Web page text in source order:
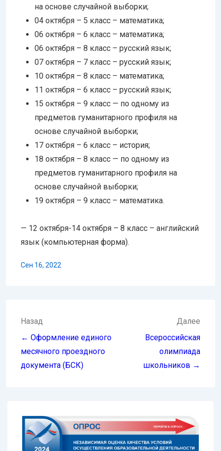
на основе случайной выборки;
04 октября – 5 класс – математика;
06 октября – 6 класс – математика;
06 октября – 8 класс – русский язык;
07 октября – 7 класс – русский язык;
10 октября – 8 класс – математика;
11 октября – 6 класс – русский язык;
15 октября – 9 класс — по одному из
предметов гуманитарного профиля на
основе случайной выборки;
17 октября – 6 класс – история;
18 октября – 8 класс — по одному из
предметов гуманитарного профиля на
основе случайной выборки;
19 октября – 9 класс – математика.
— 12 октября-14 октября – 8 класс – английский
язык (компьютерная форма).
Сен 16, 2022
Навигация
по
записям
Назад
← Оформление единого
месячного проездного
документа (БСК)
Далее
Всероссийская
олимпиада
школьников →